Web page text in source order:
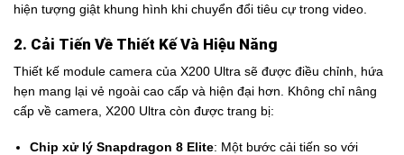
hiện tượng giật khung hình khi chuyển đổi tiêu cự trong video.
2. Cải Tiến Về Thiết Kế Và Hiệu Năng
Thiết kế module camera của X200 Ultra sẽ được điều chỉnh, hứa
hẹn mang lại vẻ ngoài cao cấp và hiện đại hơn. Không chỉ nâng
cấp về camera, X200 Ultra còn được trang bị:
Chip xử lý Snapdragon 8 Elite: Một bước cải tiến so với